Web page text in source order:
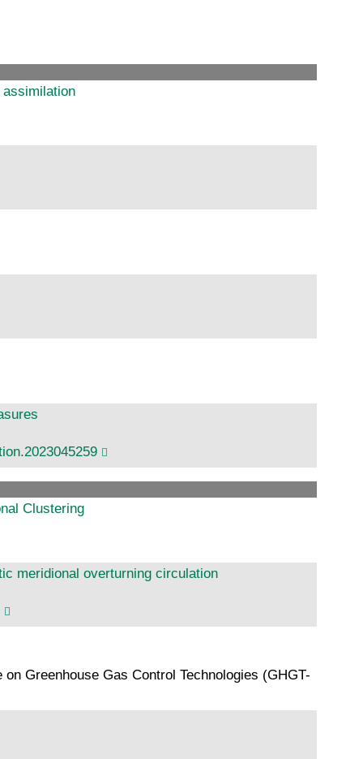
assimilation
Clustering
meridional overturning circulation
Greenhouse Gas Control Technologies (GHGT-